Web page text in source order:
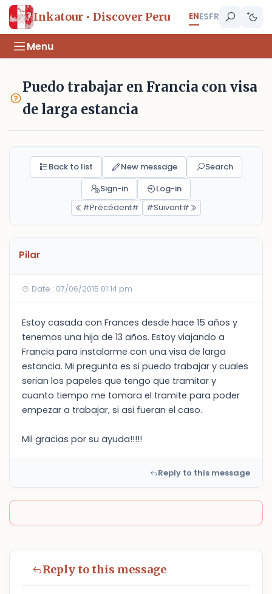
Inkatour • Discover Peru ENESFR
Menu
Puedo trabajar en Francia con visa
de larga estancia
Back to list New message
Search
Sign-in
Log-in
#Précédent#
#Suivant#
Pilar
Date : 07/06/2015 01:14 pm
Estoy casada con Frances desde hace 15 años y
tenemos una hija de 13 años. Estoy viajando a
Francia para instalarme con una visa de larga
estancia. Mi pregunta es si puedo trabajar y cuales
serian los papeles que tengo que tramitar y
cuanto tiempo me tomara el tramite para poder
empezar a trabajar, si asi fueran el caso.
Mil gracias por su ayuda!!!!!
Reply to this message
Reply to this message